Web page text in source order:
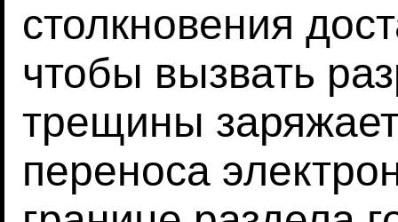
столкновения
чтобы вызвать
трещины
переноса